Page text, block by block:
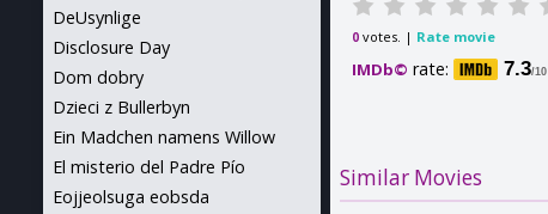
0votes. | Rate movie
IMDb© rate: 7.3/10
Similar Movies
DeUsynlige
Disclosure Day
Dom dobry
Dzieci z Bullerbyn
Ein Madchen namens Willow
El misterio del Padre Pío
Eojjeolsuga eobsda